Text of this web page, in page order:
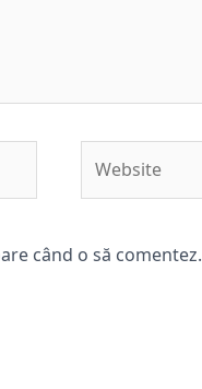
când o să comentez.